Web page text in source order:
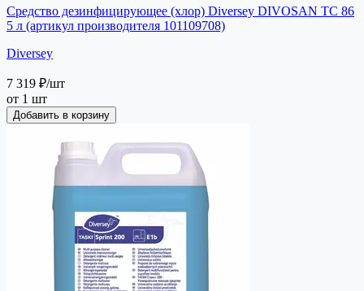
Средство дезинфицирующее (хлор) Diversey DIVOSAN TC 86
5 л (артикул производителя 101109708)
Diversey
7 319 ₽/шт
от 1 шт
Добавить в корзину